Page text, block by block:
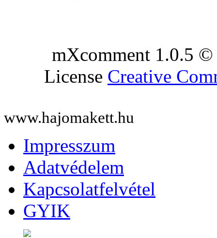
mXcomment 1.0.5
License Creative
www.hajomakett.hu
Impresszum
Adatvédelem
Kapcsolatfelvétel
GYIK